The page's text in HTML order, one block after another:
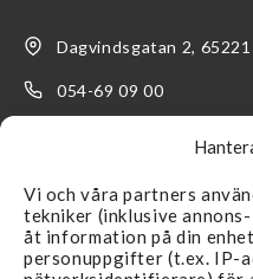
Vi och våra partners
tekniker (inklusive
åt information på din
personuppgifter (t.ex. IP-
Dagvindsgatan 2,
054-69 09 00